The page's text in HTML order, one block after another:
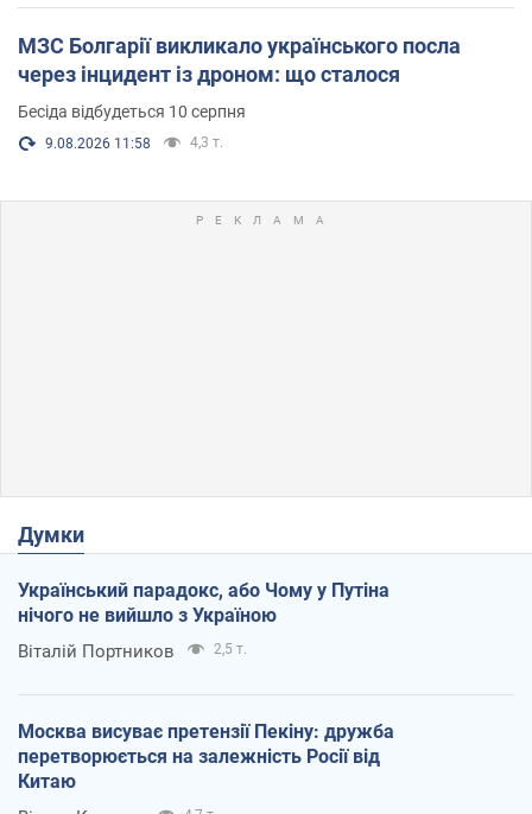
МЗС Болгарії викликало українського посла
через інцидент із дроном: що сталося
Бесіда відбудеться 10 серпня
9.08.2026 11:58 4,3 т.
Думки
Український парадокс, або Чому у Путіна
нічого не вийшло з Україною
Віталій Портников 2,5 т.
Москва висуває претензії Пекіну: дружба
перетворюється на залежність Росії від
Китаю